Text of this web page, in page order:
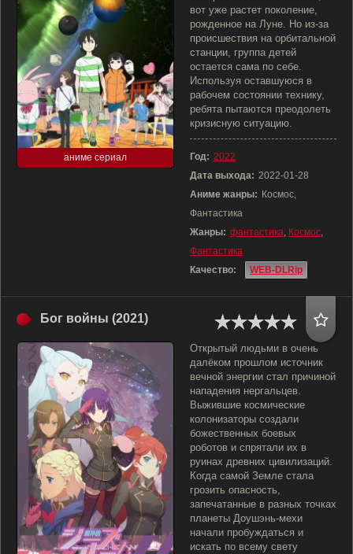
аниме сериал
вот уже растет поколение,
рожденное на Луне. Но из-за
происшествия на орбитальной
станции, группа детей
остается сама по себе.
Используя оставшуюся в
рабочем состоянии технику,
ребята пытаются преодолеть
кризисную ситуацию.
Год: 2022
Дата выхода: 2022-01-28
Аниме жанры: Космос,
Фантастика
Жанры: фантастика, Космос,
Фантастика
Качество:
WEB-DLRip
Бог войны (2021)
Открытый людьми в очень
далёком прошлом источник
вечной энергии стал причиной
нападения нергальцев.
Выжившие космические
колонизаторы создали
божественных боевых
роботов и спрятали их в
руинах древних цивилизаций.
Когда самой Земле стала
грозить опасность,
запечатанные в разных точках
планеты Доушэнь-мехи
начали пробуждаться и
искать по всему свету